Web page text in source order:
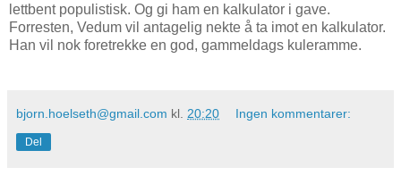
lettbent populistisk. Og gi ham en kalkulator i gave.
Forresten, Vedum vil antagelig nekte å ta imot en kalkulator.
Han vil nok foretrekke en god, gammeldags kuleramme.
bjorn.hoelseth@gmail.com kl. 20:20 Ingen kommentarer:
Del